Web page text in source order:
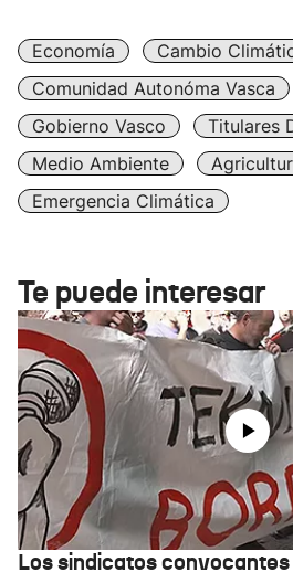
Economía
Cambio
Comunidad Autonóma Vasca
Gobierno Vasco
Titulares
Medio Ambiente
Emergencia Climática
Te puede interesar
Los sindicatos